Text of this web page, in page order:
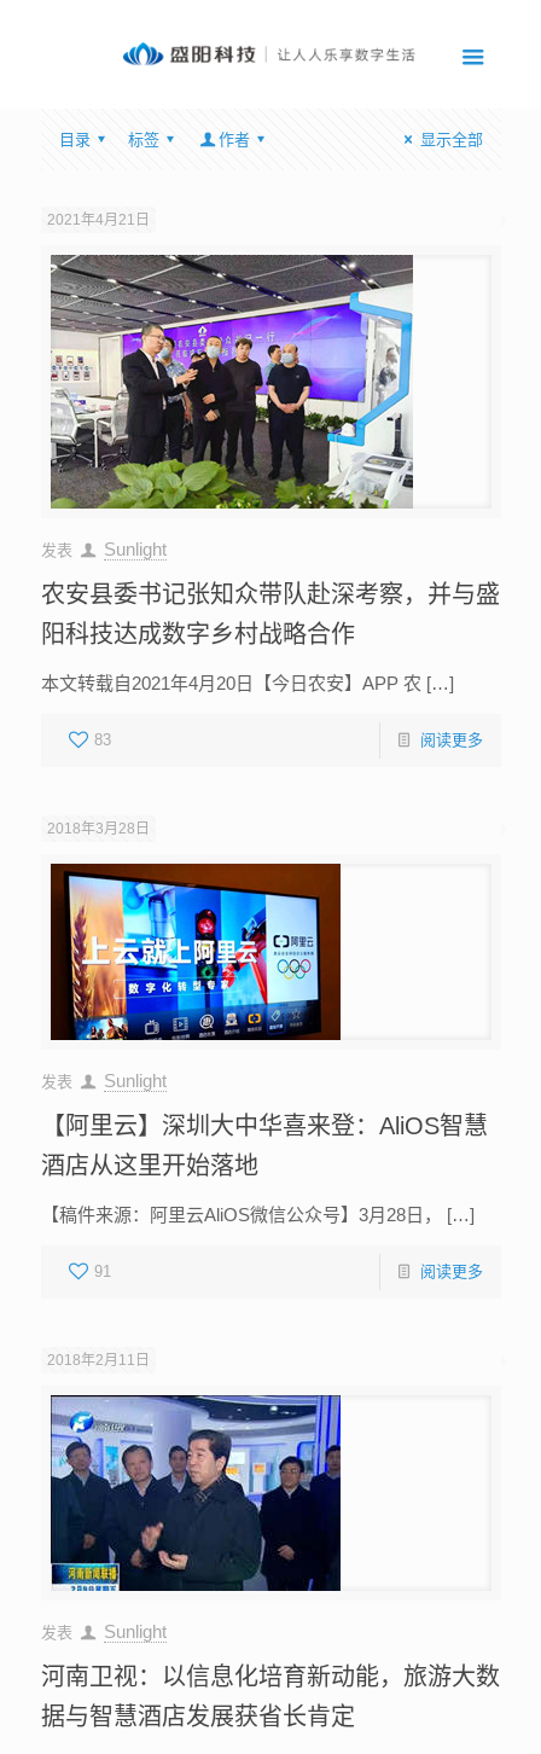
目录 标签 作者 显示全部
2021年4月21日
发表 Sunlight
农安县委书记张知众带队赴深考察，并与盛
阳科技达成数字乡村战略合作
本文转载自2021年4月20日【今日农安】APP 农 […]
83 阅读更多
2018年3月28日
发表 Sunlight
【阿里云】深圳大中华喜来登：AliOS智慧
酒店从这里开始落地
【稿件来源：阿里云AliOS微信公众号】3月28日， […]
91 阅读更多
2018年2月11日
发表 Sunlight
河南卫视：以信息化培育新动能，旅游大数
据与智慧酒店发展获省长肯定